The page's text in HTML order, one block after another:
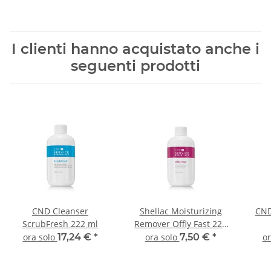
I clienti hanno acquistato anche i
seguenti prodotti
CND Cleanser
ScrubFresh 222 ml
ora solo 17,24 € *
Shellac Moisturizing
Remover Offly Fast 222
ml
ora solo 7,50 € *